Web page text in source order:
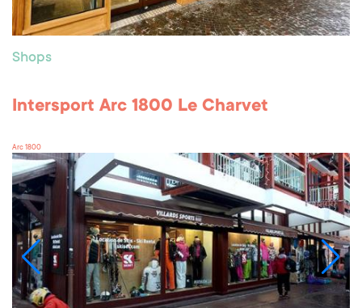
Shops
Intersport Arc 1800 Le Charvet
Arc 1800